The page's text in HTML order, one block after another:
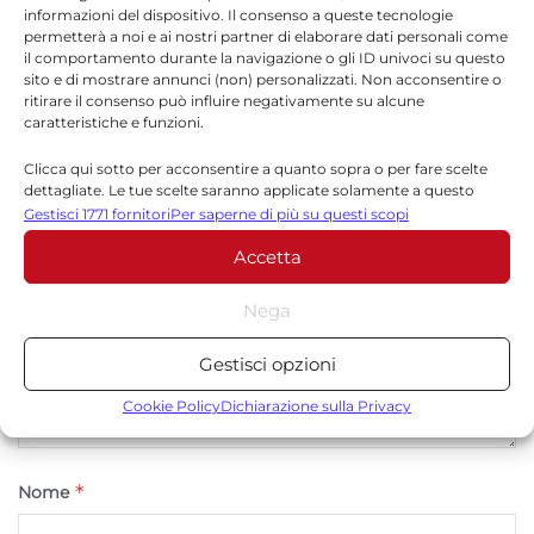
informazioni del dispositivo. Il consenso a queste tecnologie
permetterà a noi e ai nostri partner di elaborare dati personali come
il comportamento durante la navigazione o gli ID univoci su questo
sito e di mostrare annunci (non) personalizzati. Non acconsentire o
ritirare il consenso può influire negativamente su alcune
caratteristiche e funzioni.
Clicca qui sotto per acconsentire a quanto sopra o per fare scelte
dettagliate. Le tue scelte saranno applicate solamente a questo
sito. È possibile modificare le impostazioni in qualsiasi momento,
compreso il ritiro del consenso, utilizzando i pulsanti della Cookie
Policy o cliccando sul pulsante di gestione del consenso nella parte
inferiore dello schermo.
Statistiche
Archiviare informazioni su dispositivo e/o accedervi, Misurare le
prestazioni degli annunci, Misurare le prestazioni dei contenuti,
combinazione di dati provenienti da fonti diverse.
Marketing
Gestisci 1771 fornitoriPer saperne di più su questi scopi
Accetta
Nega
Gestisci opzioni
Cookie PolicyDichiarazione sulla Privacy
Lascia un commento
Il tuo indirizzo email non sarà pubblicato.
Commento*
Nome *